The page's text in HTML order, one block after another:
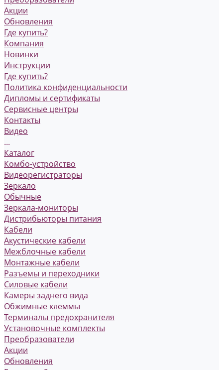
Акции
Обновления
Где купить?
Компания
Новинки
Инструкции
Где купить?
Политика конфиденциальности
Дипломы и сертификаты
Сервисные центры
Контакты
Видео
...
Каталог
Комбо-устройство
Видеорегистраторы
Зеркало
Обычные
Зеркала-мониторы
Дистрибьюторы питания
Кабели
Акустические кабели
Межблочные кабели
Монтажные кабели
Разъемы и переходники
Силовые кабели
Камеры заднего вида
Обжимные клеммы
Терминалы предохранителя
Установочные комплекты
Преобразователи
Акции
Обновления